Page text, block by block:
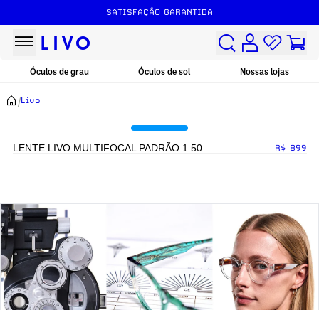
SATISFAÇÃO GARANTIDA
Óculos de grau Óculos de sol Nossas lojas
/Livo
LENTE LIVO MULTIFOCAL PADRÃO 1.50 R$ 899